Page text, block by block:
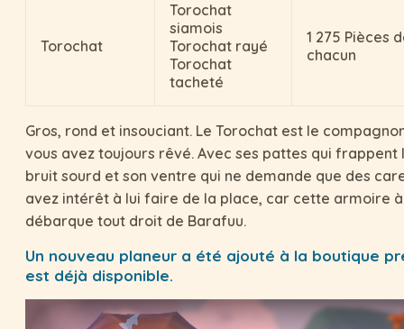
Torochat
Torochat
siamois
Torochat rayé
Torochat
tacheté
1 275 Pièces
chacun
Gros, rond et insouciant. Le Torochat est le
vous avez toujours rêvé. Avec ses pattes qui frappent
bruit sourd et son ventre qui ne demande que des
avez intérêt à lui faire de la place, car cette armoire
débarque tout droit de Barafuu.
Un nouveau planeur a été ajouté à la boutique
est déjà disponible.